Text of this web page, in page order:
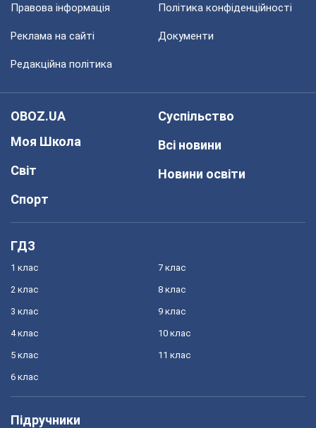
Правова інформація Політика конфіденційності
Реклама на сайті Документи
Редакційна політика
OBOZ.UA
Моя Школа
Світ
Спорт
Суспільство
Всі новини
Новини освіти
ГДЗ
1 клас
2 клас
3 клас
4 клас
5 клас
6 клас
7 клас
8 клас
9 клас
10 клас
11 клас
Підручники